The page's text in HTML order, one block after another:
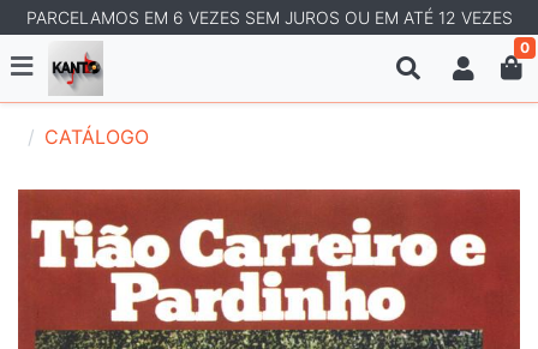
PARCELAMOS EM 6 VEZES SEM JUROS OU EM ATÉ 12 VEZES
0
CATÁLOGO